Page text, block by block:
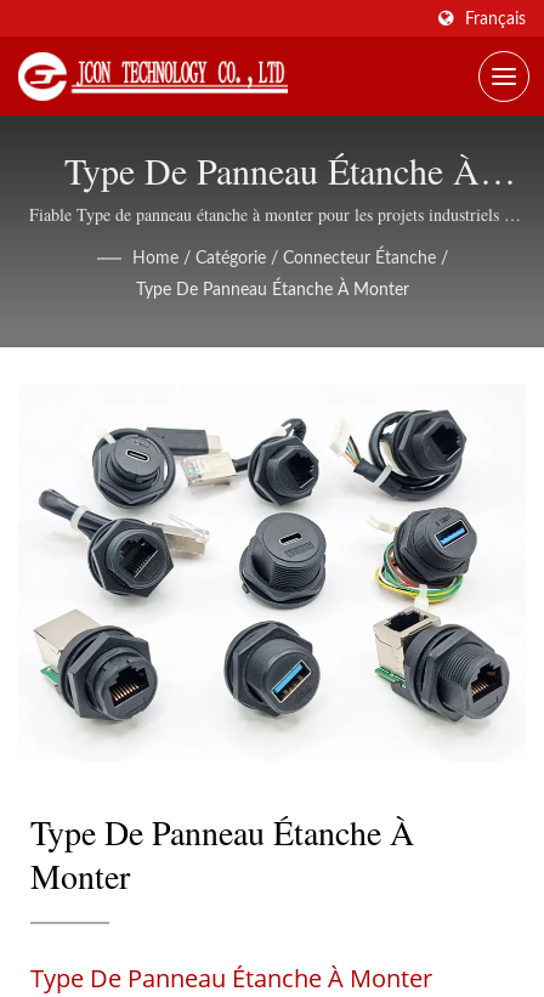
Français
Type De Panneau Étanche À
Monter
Fiable Type de panneau étanche à monter pour les projets industriels et
Home / Catégorie / Connecteur Étanche /
Type De Panneau Étanche À Monter
Type De Panneau Étanche À
Monter
Type De Panneau Étanche À Monter